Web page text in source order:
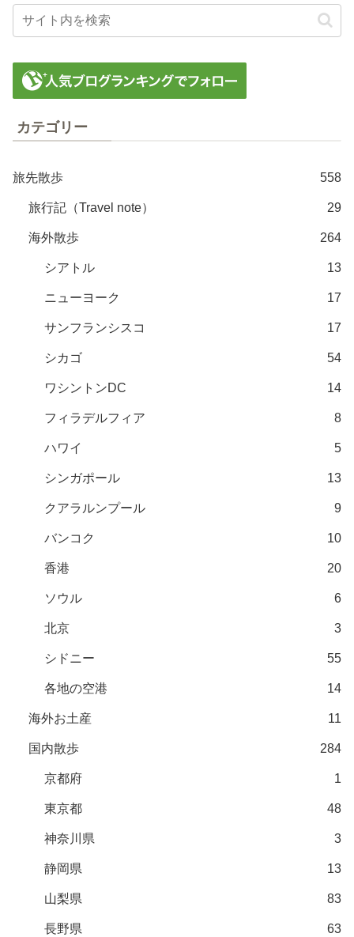
カテゴリー
旅先散歩 558
旅行記（Travel note） 29
海外散歩 264
シアトル 13
ニューヨーク 17
サンフランシスコ 17
シカゴ 54
ワシントンDC 14
フィラデルフィア 8
ハワイ 5
シンガポール 13
クアラルンプール 9
バンコク 10
香港 20
ソウル 6
北京 3
シドニー 55
各地の空港 14
海外お土産 11
国内散歩 284
京都府 1
東京都 48
神奈川県 3
静岡県 13
山梨県 83
長野県 63